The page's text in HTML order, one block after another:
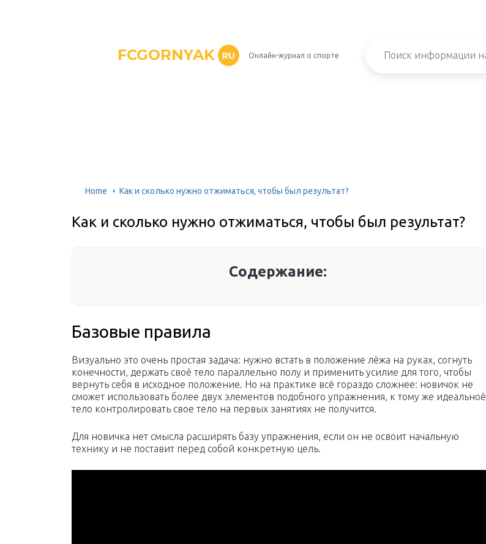
FCGORNYAK RU Онлайн-журнал о спорте
Home Как и сколько нужно отжиматься, чтобы был результат?
Как и сколько нужно отжиматься, чтобы был результат?
Содержание:
Базовые правила
Визуально это очень простая задача: нужно встать в положение лёжа на руках, согнуть
конечности, держать своё тело параллельно полу и применить усилие для того, чтобы
вернуть себя в исходное положение. Но на практике всё гораздо сложнее: новичок не
сможет использовать более двух элементов подобного упражнения, к тому же идеальноё
тело контролировать свое тело на первых занятиях не получится.
Для новичка нет смысла расширять базу упражнения, если он не освоит начальную
технику и не поставит перед собой конкретную цель.